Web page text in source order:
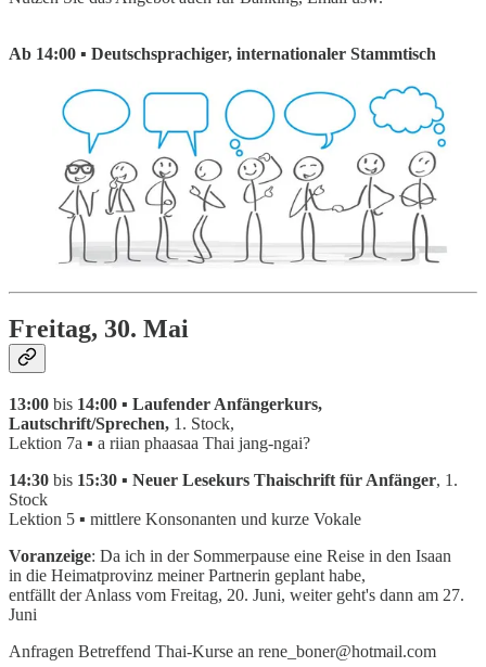
Ab 14:00 ▪ Deutschsprachiger, internationaler Stammtisch
Freitag, 30. Mai
13:00 bis 14:00 ▪ Laufender Anfängerkurs,
Lautschrift/Sprechen, 1. Stock,
Lektion 7a ▪ a riian phaasaa Thai jang-ngai?
14:30 bis 15:30 ▪ Neuer Lesekurs Thaischrift für Anfänger, 1.
Stock
Lektion 5 ▪ mittlere Konsonanten und kurze Vokale
Voranzeige: Da ich in der Sommerpause eine Reise in den Isaan
in die Heimatprovinz meiner Partnerin geplant habe,
entfällt der Anlass vom Freitag, 20. Juni, weiter geht's dann am 27.
Juni
Anfragen Betreffend Thai-Kurse an rene_boner@hotmail.com